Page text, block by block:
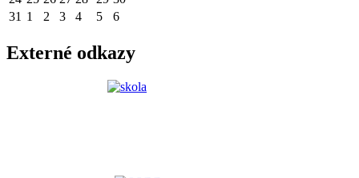
31 1 2 3 4 5 6
Externé odkazy